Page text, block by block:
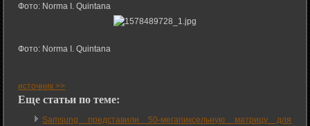
Фото: Norma I. Quintana
Фото: Norma I. Quintana
источник >>
Еще статьи по теме:
Samsung представили 50-мегапиксельную матрицу для